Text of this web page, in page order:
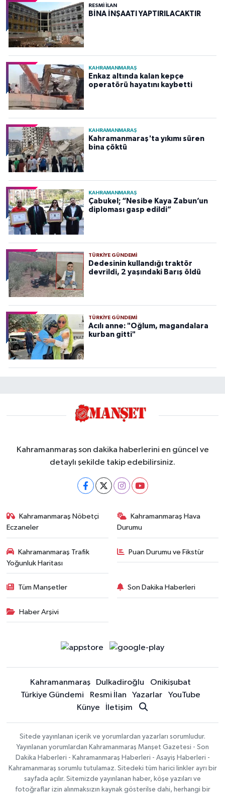
RESMİ İLAN
BİNA İNŞAATI YAPTIRILACAKTIR
KAHRAMANMARAŞ
Enkaz altında kalan kepçe
operatörü hayatını kaybetti
KAHRAMANMARAŞ
Kahramanmaraş'ta yıkımı süren
bina çöktü
KAHRAMANMARAŞ
Çabukel; “Nesibe Kaya Zabun’un
diploması gasp edildi”
TÜRKIYE GÜNDEMI
Dedesinin kullandığı traktör
devrildi, 2 yaşındaki Barış öldü
TÜRKIYE GÜNDEMI
Acılı anne: "Oğlum, magandalara
kurban gitti"
Kahramanmaraş son dakika haberlerini en güncel ve
detaylı şekilde takip edebilirsiniz.
Kahramanmaraş Nöbetçi
Eczaneler
Kahramanmaraş Hava
Durumu
Kahramanmaraş Trafik
Yoğunluk Haritası
Puan Durumu ve Fikstür
Tüm Manşetler Son Dakika Haberleri
Haber Arşivi
Kahramanmaraş Dulkadiroğlu
Onikişubat
Türkiye Gündemi
Resmi İlan Yazarlar
YouTube
Künye
İletişim
Sitede yayınlanan içerik ve yorumlardan yazarları sorumludur.
Yayınlanan yorumlardan Kahramanmaraş Manşet Gazetesi - Son
Dakika Haberleri - Kahramanmaraş Haberleri - Asayiş Haberleri -
Kahramanmaraş sorumlu tutulamaz. Sitedeki tüm harici linkler ayrı bir
sayfada açılır. Sitemizde yayınlanan haber, köşe yazıları ve
fotoğraflar izin alınmaksızın kaynak gösterilse dahi, herhangi bir